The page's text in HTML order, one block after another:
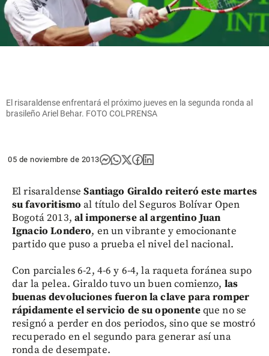
El risaraldense enfrentará el próximo jueves en la segunda ronda al
brasileño Ariel Behar. FOTO COLPRENSA
05 de noviembre de 2013
El risaraldenseSantiago Giraldo reiteró este martes
su favoritismo al título del Seguros Bolívar Open
Bogotá 2013, al imponerse al argentino Juan
Ignacio Londero, en un vibrante y emocionante
partido que puso a prueba el nivel del nacional.
Con parciales 6-2, 4-6 y 6-4, la raqueta foránea supo
dar la pelea. Giraldo tuvo un buen comienzo, las
buenas devoluciones fueron la clave para romper
rápidamente el servicio de su oponenteque no se
resignó a perder en dos periodos, sino que se mostró
recuperado en el segundo para generar así una
ronda de desempate.